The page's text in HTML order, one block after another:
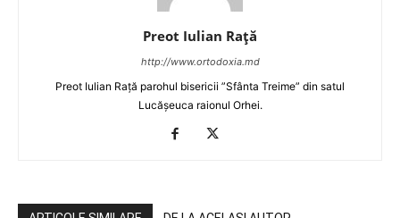
Preot Iulian Raţă
http://www.ortodoxia.md
Preot Iulian Rață parohul bisericii ”Sfânta Treime” din satul
Lucășeuca raionul Orhei.